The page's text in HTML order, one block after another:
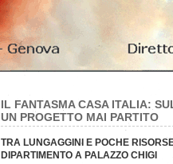
IL FANTASMA CASA ITALIA:
UN PROGETTO MAI PARTITO
TRA LUNGAGGINI E POCHE
DIPARTIMENTO A PALAZZO CHIGI